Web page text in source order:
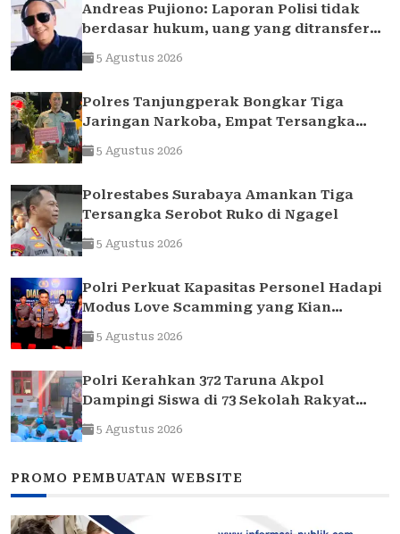
Andreas Pujiono: Laporan Polisi tidak
berdasar hukum, uang yang ditransfer
ke rekening realitanya tidak sampai 1,7
Milliar
5 Agustus 2026
Polres Tanjungperak Bongkar Tiga
Jaringan Narkoba, Empat Tersangka
Pengedar Diamankan
5 Agustus 2026
Polrestabes Surabaya Amankan Tiga
Tersangka Serobot Ruko di Ngagel
5 Agustus 2026
Polri Perkuat Kapasitas Personel Hadapi
Modus Love Scamming yang Kian
Kompleks
5 Agustus 2026
Polri Kerahkan 372 Taruna Akpol
Dampingi Siswa di 73 Sekolah Rakyat
Bersama Taruna Akademi TNI
5 Agustus 2026
PROMO PEMBUATAN WEBSITE